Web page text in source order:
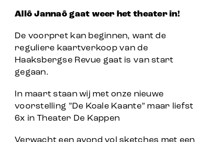
Allô Jannaô gaat weer het theater in!
De voorpret kan beginnen, want de
reguliere kaartverkoop van de
Haaksbergse Revue gaat is van start
gegaan.
In maart staan wij met onze nieuwe
voorstelling ”De Koale Kaante” maar liefst
6x in Theater De Kappen